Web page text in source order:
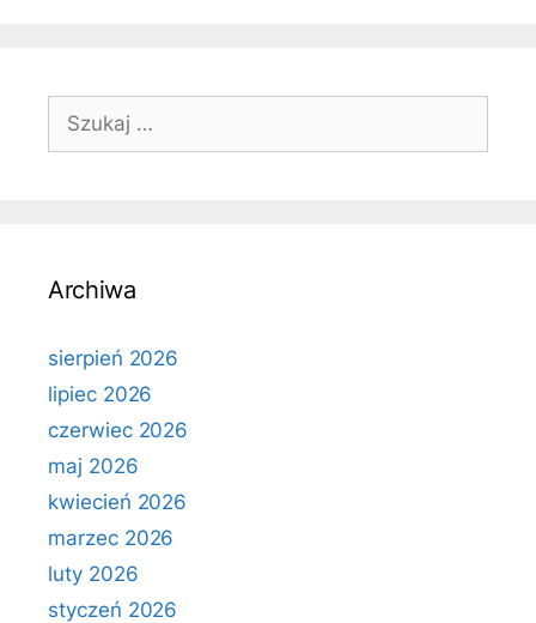
Szukaj:
Archiwa
sierpień 2026
lipiec 2026
czerwiec 2026
maj 2026
kwiecień 2026
marzec 2026
luty 2026
styczeń 2026